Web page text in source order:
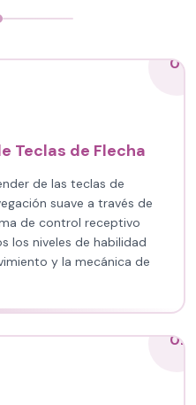
01
Teclas de Flecha
de las teclas de
suave a través de
de control receptivo
los niveles de habilidad
y la mecánica de
02